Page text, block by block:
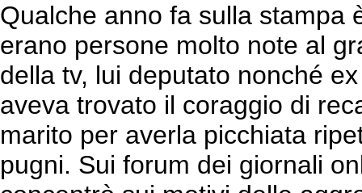
Qualche anno fa sulla stampa
erano persone molto note al
della tv, lui deputato nonché
aveva trovato il coraggio di
marito per averla picchiata
pugni. Sui forum dei giornali